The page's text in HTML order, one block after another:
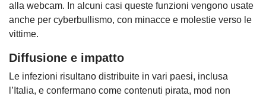
alla webcam. In alcuni casi queste funzioni vengono usate
anche per cyberbullismo, con minacce e molestie verso le
vittime.
Diffusione e impatto
Le infezioni risultano distribuite in vari paesi, inclusa
l’Italia, e confermano come contenuti pirata, mod non